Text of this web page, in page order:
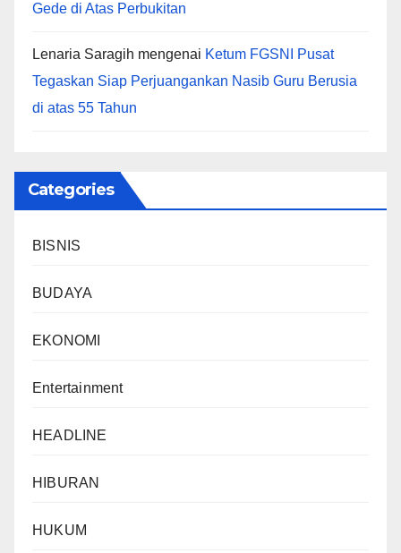
Gede di Atas Perbukitan
Lenaria Saragih mengenai Ketum FGSNI Pusat
Tegaskan Siap Perjuangankan Nasib Guru Berusia
di atas 55 Tahun
Categories
BISNIS
BUDAYA
EKONOMI
Entertainment
HEADLINE
HIBURAN
HUKUM